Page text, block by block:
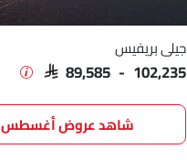
جيلي بريفيس
SAR 89,585 - 102,235
شاهد عروض أغسطس